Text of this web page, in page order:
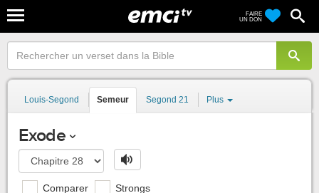
FAIRE
UN DON
Louis-Segond Semeur Segond 21 Plus
Exode
Comparer Strongs